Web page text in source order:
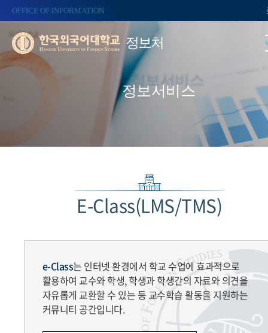
OFFICE OF INFORMATION
정보처
정보서비스
E-Class(LMS/TMS)
e-Class는 인터넷 환경에서 학교 수업에 효과적으로
활용하여 교수와 학생, 학생과 학생간의 자료와 의견을
자유롭게 교환할 수 있는 등 교수학습 활동을 지원하는
커뮤니티 공간입니다.